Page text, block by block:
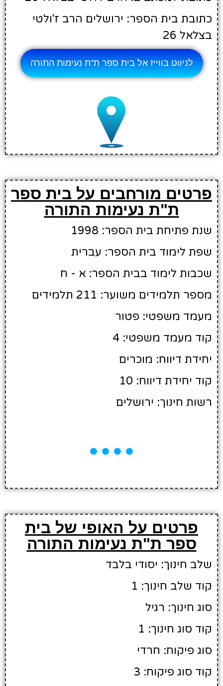
כתובת בית הספר: ירושלים הרב ז'ולטי
בצלאל 26
לניווט בווייז אל בית ספר ת"ת נעימות התורה
פרטים מורחבים על בית ספר
ת"ת נעימות התורה
שנת פתיחת בית הספר: 1998
שפת לימוד בית הספר: עברית
שכבות לימוד בבית הספר: א - ח
מספר תלמידים משוער: 211 תלמידים
מעמד משפטי: פטור
קוד מעמד משפטי: 4
יחידת דיווח: מוכרים
קוד יחידת דיווח: 10
רשות חינוך: ירושלים
פרטים על האופי של בית
ספר ת"ת נעימות התורה
שלב חינוך: יסודי בלבד
קוד שלב חינוך: 1
סוג חינוך: רגיל
קוד סוג חינוך: 1
סוג פיקוח: חרדי
קוד סוג פיקוח: 3